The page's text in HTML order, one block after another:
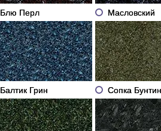
Блю Перл Масловский
Балтик Грин Сопка